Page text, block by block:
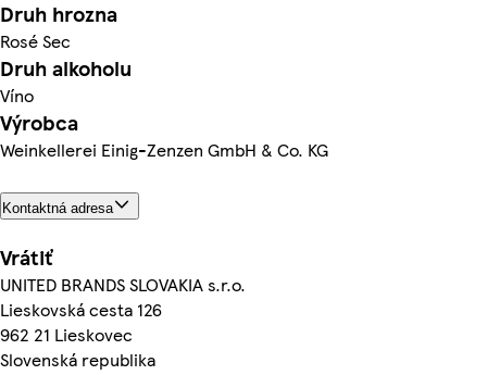
Druh hrozna
Rosé Sec
Druh alkoholu
Víno
Výrobca
Weinkellerei Einig-Zenzen GmbH & Co. KG
Kontaktná adresa
Vrátiť
UNITED BRANDS SLOVAKIA s.r.o.
Lieskovská cesta 126
962 21 Lieskovec
Slovenská republika